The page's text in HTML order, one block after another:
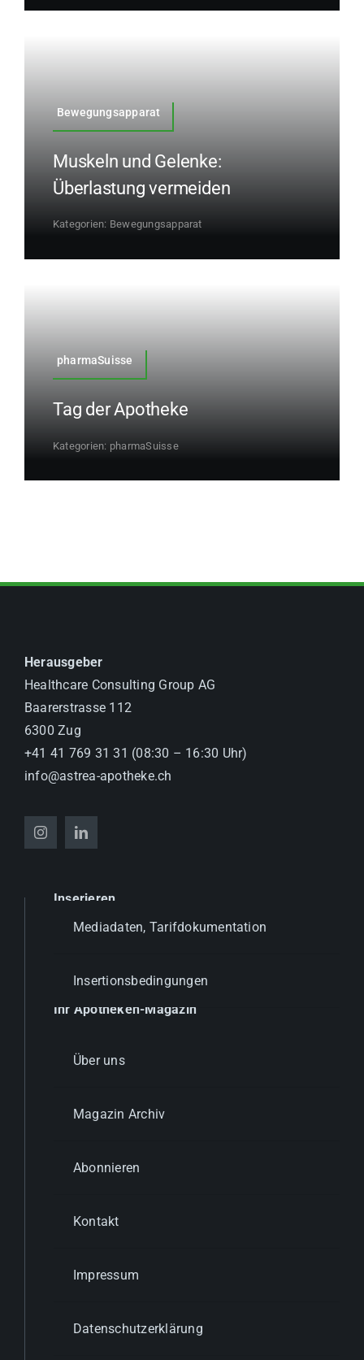
Bewegungsapparat
Muskeln und Gelenke:
Überlastung vermeiden
Kategorien: Bewegungsapparat
pharmaSuisse
Tag der Apotheke
Kategorien: pharmaSuisse
Herausgeber
Healthcare Consulting Group AG
Baarerstrasse 112
6300 Zug
+41 41 769 31 31 (08:30 – 16:30 Uhr)
info@astrea-apotheke.ch
Inserieren
Mediadaten, Tarifdokumentation
Insertionsbedingungen
Ihr Apotheken-Magazin
Über uns
Magazin Archiv
Abonnieren
Kontakt
Impressum
Datenschutzerklärung